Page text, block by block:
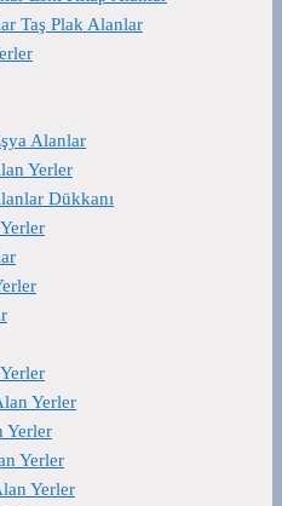
Taş Plak Alanlar
Alanlar
Yerler
Dükkanı
Yerler
Yerler
Yerler
Yerler